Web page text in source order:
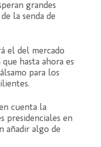
grandes
la senda de
el del mercado
hasta ahora es
para los
cuenta la
presidenciales en
añadir algo de